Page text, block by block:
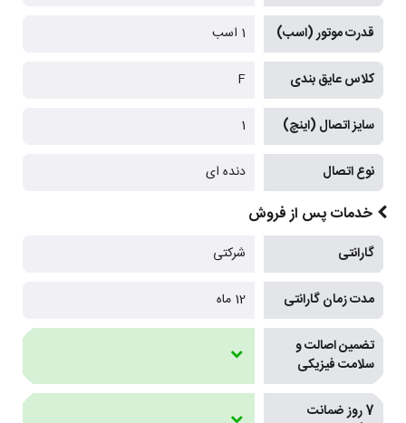
قدرت موتور (اسب) 1 اسب
کلاس عایق بندی F
سایز اتصال (اینچ) 1
نوع اتصال دنده ای
خدمات پس از فروش
گارانتی شرکتی
مدت زمان گارانتی 12 ماه
تضمین اصالت و
سلامت فیزیکی
7 روز ضمانت